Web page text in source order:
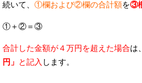
続いて、 ①欄および②欄の合計額を③
①＋②＝③
合計した金額が４万円を超えた場合は、
円」 と記入 します。